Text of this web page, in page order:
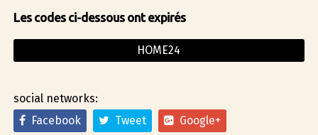
Les codes ci-dessous ont expirés
HOME24
social networks:
Facebook
Tweet Google+